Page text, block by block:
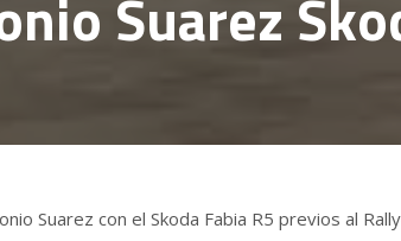
Suarez
Suarez con el Skoda Fabia R5 previos al